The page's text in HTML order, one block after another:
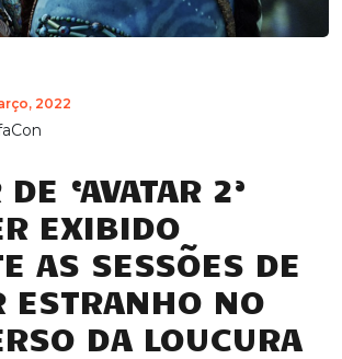
2022
‘AVATAR 2’
EXIBIDO
AS SESSÕES DE
ESTRANHO NO
DA LOUCURA